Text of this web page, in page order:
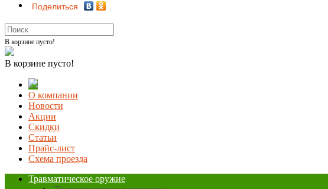
Поделиться
В корзине пусто!
В корзине пусто!
О компании
Новости
Акции
Скидки
Статьи
Прайс-лист
Схема проезда
Травматическое оружие